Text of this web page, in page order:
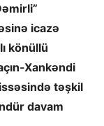
icazə
könüllü
Xankəndi
təşkil
davam